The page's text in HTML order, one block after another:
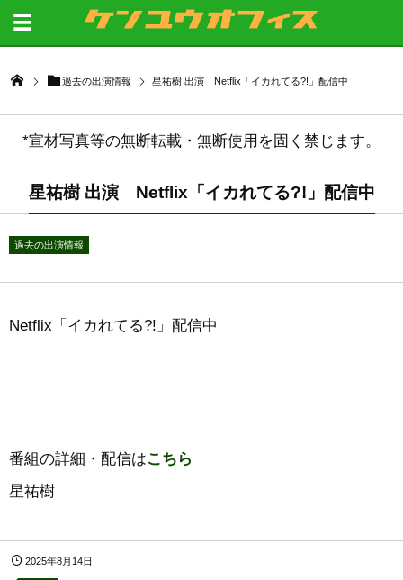
過去の出演情報 星祐樹 出演 Netflix「イカれてる?!」配信中
*宣材写真等の無断転載・無断使用を固く禁じます。
星祐樹 出演 Netflix「イカれてる?!」配信中
過去の出演情報
Netflix「イカれてる?!」配信中
番組の詳細・配信はこちら
星祐樹
2025年8月14日